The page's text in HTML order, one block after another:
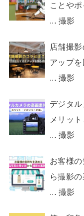
ことや
... 撮影
店舗撮
アップ
... 撮影
デジタ
メリット
... 撮影
お客様
ら撮影
... 撮影